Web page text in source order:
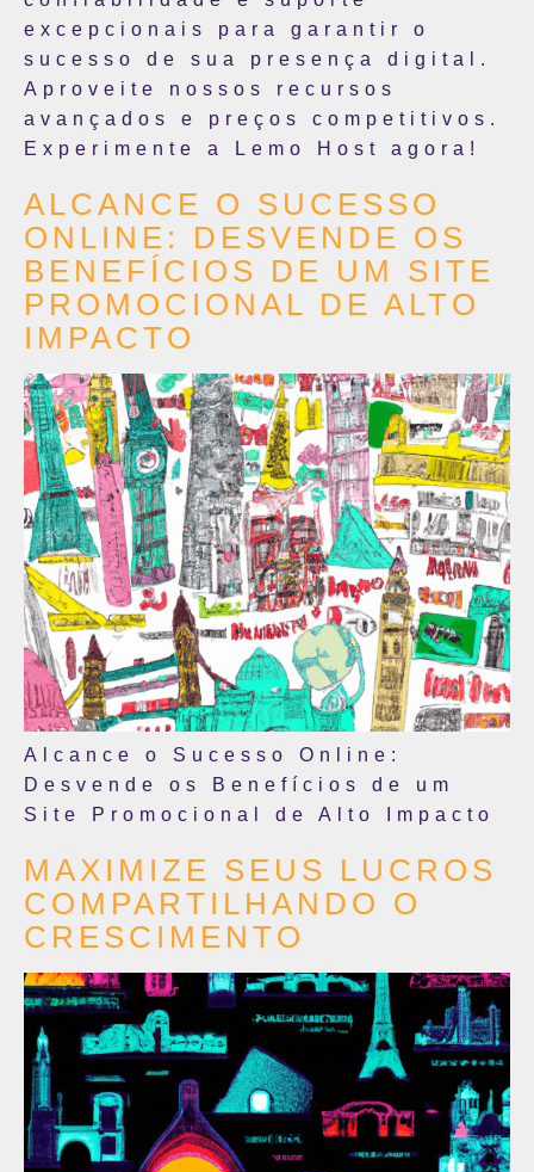
excepcionais para garantir o
sucesso de sua presença digital.
Aproveite nossos recursos
avançados e preços competitivos.
Experimente a Lemo Host agora!
ALCANCE O SUCESSO
ONLINE: DESVENDE OS
BENEFÍCIOS DE UM SITE
PROMOCIONAL DE ALTO
IMPACTO
Alcance o Sucesso Online:
Desvende os Benefícios de um
Site Promocional de Alto Impacto
MAXIMIZE SEUS LUCROS
COMPARTILHANDO O
CRESCIMENTO